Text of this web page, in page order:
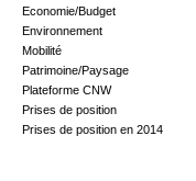
Economie/Budget
Environnement
Mobilité
Patrimoine/Paysage
Plateforme CNW
Prises de position
Prises de position en 2014